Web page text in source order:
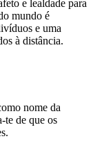
e lealdade para
mundo é
e uma
à distância.
nome da
te de que os